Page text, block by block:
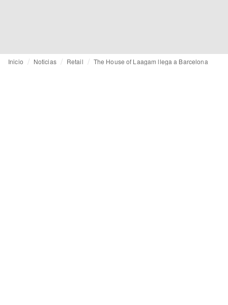
Inicio Noticias Retail The House of Laagam llega a Barcelona